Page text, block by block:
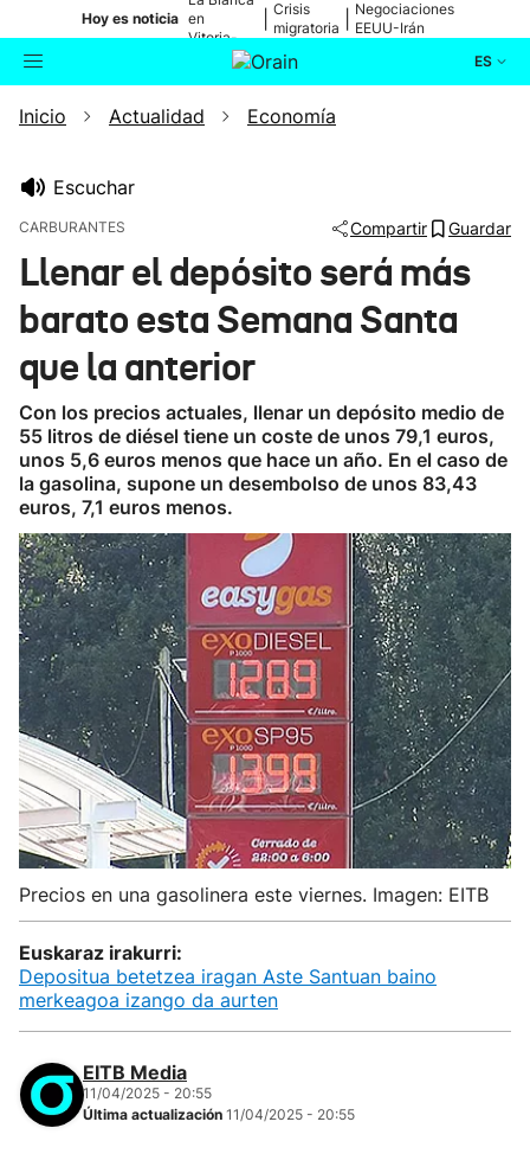
Hoy es noticia en
Vitoria-
Gasteiz
Crisis
migratoria
Negociaciones
EEUU-Irán
ES
Buscador Actualidad
Ikusmiran
Eguraldia
Inicio Actualidad Economía
Escuchar
CARBURANTES Compartir Guardar
Llenar el depósito será más
barato esta Semana Santa
que la anterior
Con los precios actuales, llenar un depósito medio de
55 litros de diésel tiene un coste de unos 79,1 euros,
unos 5,6 euros menos que hace un año. En el caso de
la gasolina, supone un desembolso de unos 83,43
euros, 7,1 euros menos.
Precios en una gasolinera este viernes. Imagen: EITB
Euskaraz irakurri:
Depositua betetzea iragan Aste Santuan baino
merkeagoa izango da aurten
EITB Media
11/04/2025 - 20:55
Última actualización 11/04/2025 - 20:55